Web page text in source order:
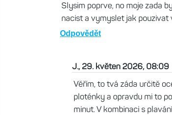
Slysim poprve, no moje zada
nacist a vymyslet jak pouzivat
Odpovědět
J., 29. květen 2026, 08:09
Věřím, to tvá záda určitě
ploténky a opravdu mi to
minut. V kombinaci s